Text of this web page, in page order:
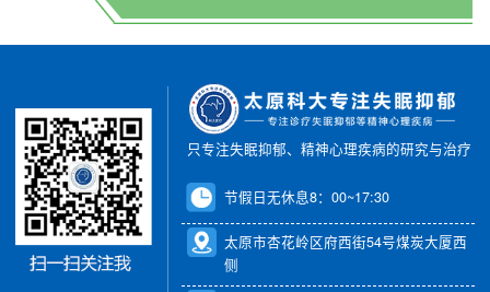
只专注失眠抑郁、精神心理疾病的研究与治疗
节假日无休息8：00~17:30
太原市杏花岭区府西街54号煤炭大厦西
侧